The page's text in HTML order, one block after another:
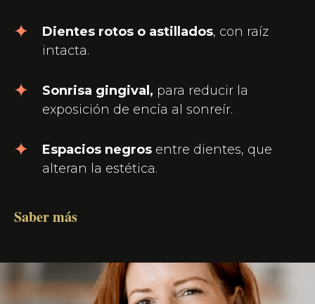
Dientes rotos o astillados, con raíz
intacta.
Sonrisa gingival, para reducir la
exposición de encía al sonreír.
Espacios negros entre dientes, que
alteran la estética.
Saber más